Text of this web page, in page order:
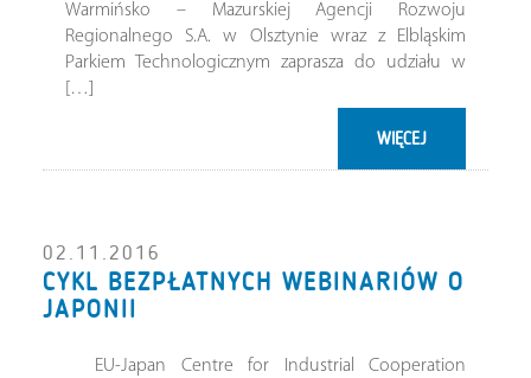
Warmińsko – Mazurskiej Agencji Rozwoju
Regionalnego S.A. w Olsztynie wraz z Elbląskim
Parkiem Technologicznym zaprasza do udziału w
[…]
WIĘCEJ
02.11.2016
CYKL BEZPŁATNYCH WEBINARIÓW O
JAPONII
EU-Japan Centre for Industrial Cooperation